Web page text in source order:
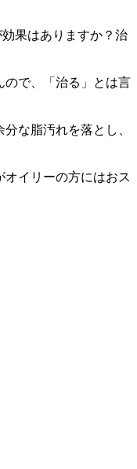
果はありますか？治
ので、「治る」とは言
な脂汚れを落とし、
イリーの方にはおス